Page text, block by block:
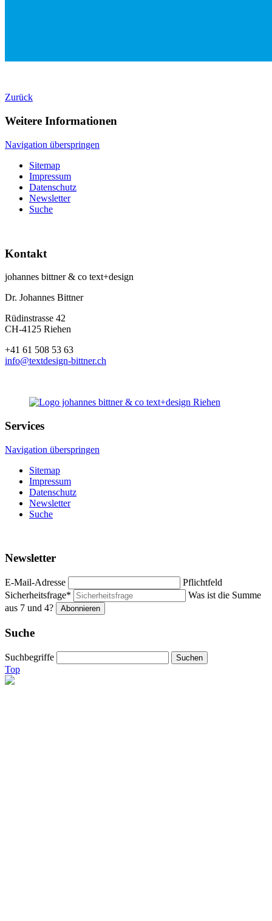
Zurück
Weitere Informationen
Navigation überspringen
Sitemap
Impressum
Datenschutz
Newsletter
Suche
Kontakt
johannes bittner & co text+design
Dr. Johannes Bittner
Rüdinstrasse 42
CH-4125 Riehen
+41 61 508 53 63
info@textdesign-bittner.ch
Services
Navigation überspringen
Sitemap
Impressum
Datenschutz
Newsletter
Suche
Newsletter
E-Mail-Adresse
Pflichtfeld
Sicherheitsfrage*
Was ist die Summe
aus 7 und 4?
Suche
Suchbegriffe
Top